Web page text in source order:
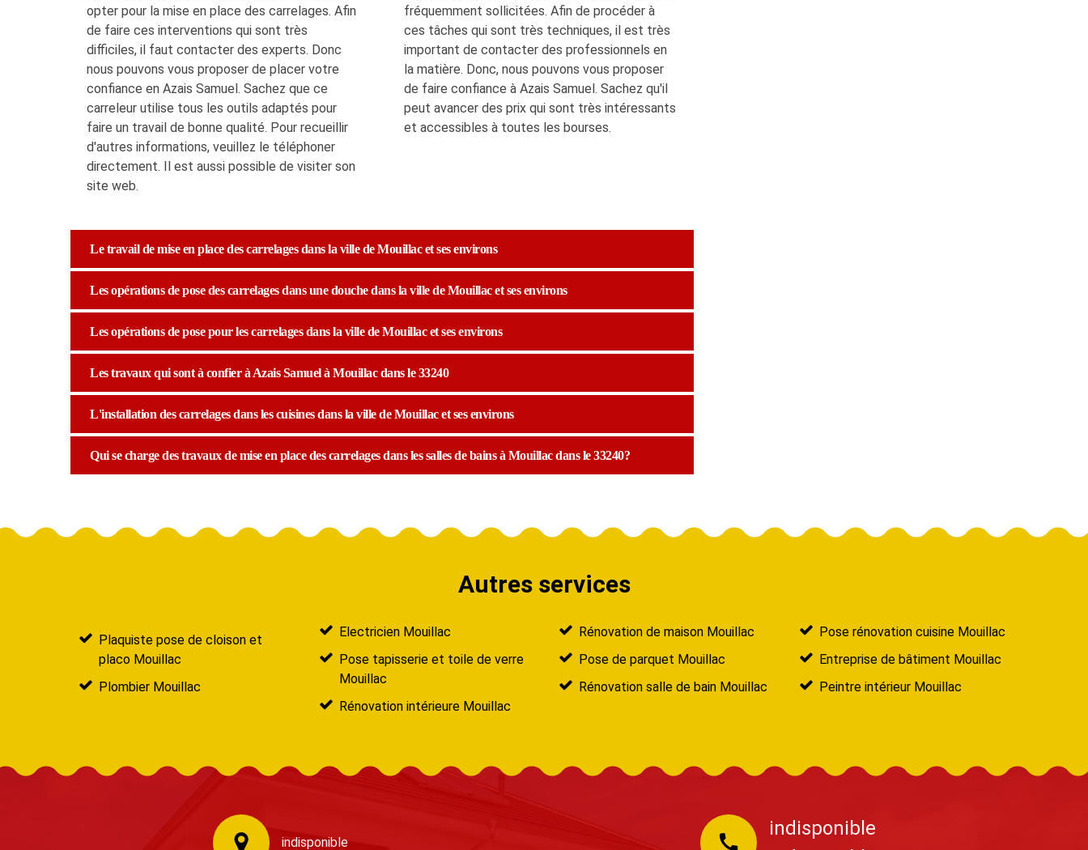
opter pour la mise en place des carrelages. Afin
de faire ces interventions qui sont très
difficiles, il faut contacter des experts. Donc
nous pouvons vous proposer de placer votre
confiance en Azais Samuel. Sachez que ce
carreleur utilise tous les outils adaptés pour
faire un travail de bonne qualité. Pour recueillir
d'autres informations, veuillez le téléphoner
directement. Il est aussi possible de visiter son
site web.
fréquemment sollicitées. Afin de procéder à
ces tâches qui sont très techniques, il est très
important de contacter des professionnels en
la matière. Donc, nous pouvons vous proposer
de faire confiance à Azais Samuel. Sachez qu'il
peut avancer des prix qui sont très intéressants
et accessibles à toutes les bourses.
Le travail de mise en place des carrelages dans la ville de Mouillac et ses environs
Les opérations de pose des carrelages dans une douche dans la ville de Mouillac et ses environs
Les opérations de pose pour les carrelages dans la ville de Mouillac et ses environs
Les travaux qui sont à confier à Azais Samuel à Mouillac dans le 33240
L'installation des carrelages dans les cuisines dans la ville de Mouillac et ses environs
Qui se charge des travaux de mise en place des carrelages dans les salles de bains à Mouillac dans le 33240?
Autres services
Plaquiste pose de cloison et
placo Mouillac
Plombier Mouillac
Electricien Mouillac
Pose tapisserie et toile de verre
Mouillac
Rénovation intérieure Mouillac
Rénovation de maison Mouillac
Pose de parquet Mouillac
Rénovation salle de bain Mouillac
Pose rénovation cuisine Mouillac
Entreprise de bâtiment Mouillac
Peintre intérieur Mouillac
indisponible
indisponible